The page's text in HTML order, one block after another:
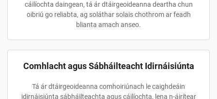
cáilíochta daingean, tá ár dtáirgeoideanna deartha chun
oibriú go reliabta, ag soláthar solais chothrom ar feadh
blianta amach anseo.
Comhlacht agus Sábháilteacht Idirnáisiúnta
Tá ár dtáirgeoideanna comhoiriúnach le caighdeáin
idirnáisiúnta sábháilteachta agus cáilíochta, lena n-áirítear